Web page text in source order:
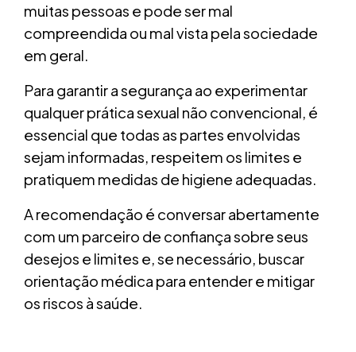
muitas pessoas e pode ser mal
compreendida ou mal vista pela sociedade
em geral.
Para garantir a segurança ao experimentar
qualquer prática sexual não convencional, é
essencial que todas as partes envolvidas
sejam informadas, respeitem os limites e
pratiquem medidas de higiene adequadas.
A recomendação é conversar abertamente
com um parceiro de confiança sobre seus
desejos e limites e, se necessário, buscar
orientação médica para entender e mitigar
os riscos à saúde.